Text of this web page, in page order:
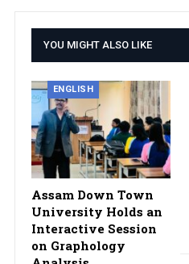
YOU MIGHT ALSO LIKE
ENGLISH
Assam Down Town
University Holds an
Interactive Session
on Graphology